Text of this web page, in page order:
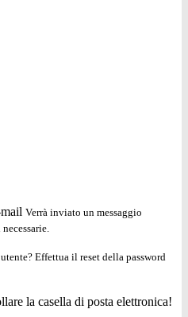
Verrà inviato un messaggio
Effettua il reset della password
la casella di posta elettronica!